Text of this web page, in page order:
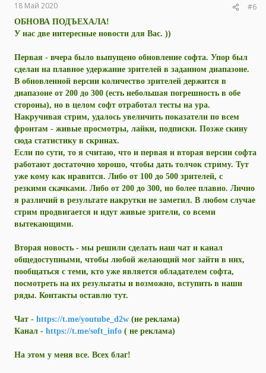
18 Май 2020 #6
ОБНОВА ПОДЪЕХАЛА!
У нас две интересные новости для Вас. ))
Первая - вчера было выпущено обновление софта. Упор был
сделан на плавное удержание зрителей в заданном диапазоне.
В обновленной версии количество зрителей держится в
диапазоне от 200 до 300 (есть небольшая погрешность в обе
стороны), но в целом софт отработал тесты на ура.
Накручивая стрим, удалось увеличить показатели по всем
фронтам - живые просмотры, лайки, подписки. Позже скину
сюда статистику в скринах.
Если по сути, то я считаю, что и первая и вторая версии софта
работают достаточно хорошо, чтобы дать толчок стриму. Тут
уже кому как нравится. Либо от 100 до 500 зрителей, с
резкими скачками. Либо от 200 до 300, но более плавно. Лично
я различий в результате накрутки не заметил. В любом случае
стрим продвигается и идут живые зрители, со всеми
вытекающими.
Вторая новость - мы решили сделать наш чат и канал
общедоступными, чтобы любой желающий мог зайти в них,
пообщаться с теми, кто уже является обладателем софта,
посмотреть на их результаты и возможно, вступить в наши
ряды. Контакты оставлю тут.
Чат - https://t.me/youtube_d2w (не реклама)
Канал - https://t.me/soft_info ( не реклама)
На этом у меня все. Всех благ!